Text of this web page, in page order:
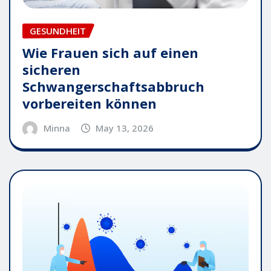
GESUNDHEIT
Wie Frauen sich auf einen
sicheren
Schwangerschaftsabbruch
vorbereiten können
Minna May 13, 2026